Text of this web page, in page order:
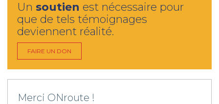
Un soutien est nécessaire pour
que de tels témoignages
deviennent réalité.
FAIRE UN DON
Merci ONroute !